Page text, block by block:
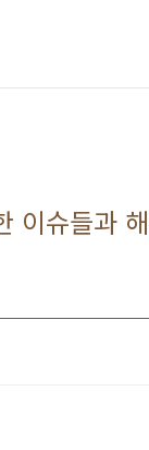
슈들과